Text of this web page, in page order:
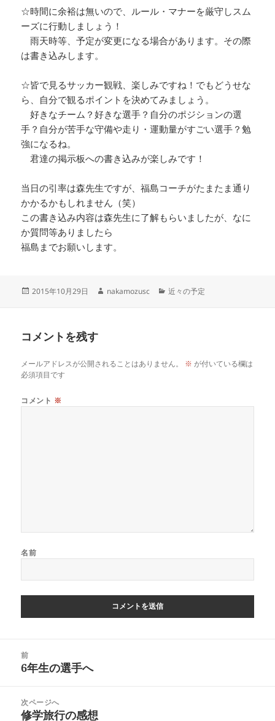
☆時間に余裕は無いので、ルール・マナーを厳守しスム
ーズに行動しましょう！
雨天時等、予定が変更になる場合があります。その際
は書き込みします。
☆皆で見るサッカー観戦、楽しみですね！でもどうせな
ら、自分で観るポイントを決めてみましょう。
好きなチーム？好きな選手？自分のポジションの選
手？自分が苦手な守備や走り・運動量がすごい選手？勉
強になるね。
君達の掲示板への書き込みが楽しみです！
当日の引率は森先生ですが、福島コーチがたまたま通り
かかるかもしれません（笑）
この書き込み内容は森先生に了解もらいましたが、なに
か質問等ありましたら
福島までお願いします。
投
2015年10月29日
作
nakamozusc
カ
近々の予定
コメントを残す
メールアドレスが公開されることはありません。 ※ が付いている欄は
必須項目です
コメント ※
名前
前
前
投
稿:
6年生の選手へ
次ページへ
次
修学旅行の感想